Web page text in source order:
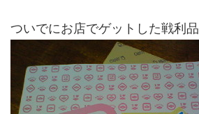
ついでにお店でゲットした戦利品